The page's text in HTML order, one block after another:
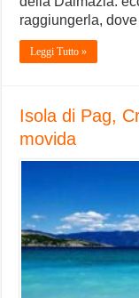
raggiungerla,
Leggi Tutto »
Isola di Pag,
movida